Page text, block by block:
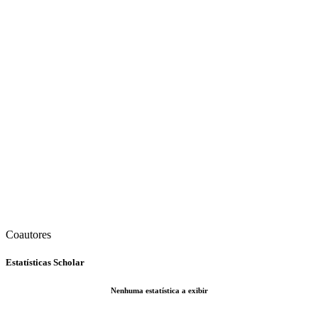
Coautores
Estatísticas Scholar
Nenhuma estatística a exibir